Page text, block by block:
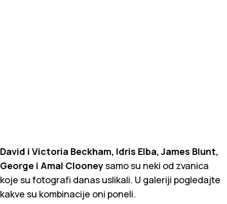
David i Victoria Beckham, Idris Elba, James Blunt,
George i Amal Clooneysamo su neki od zvanica
koje su fotografi danas uslikali. U galeriji pogledajte
kakve su kombinacije oni poneli.